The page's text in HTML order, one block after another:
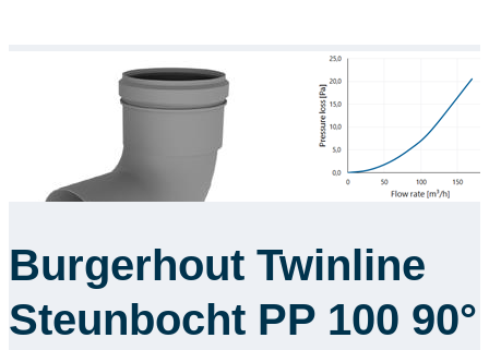
Burgerhout Twinline
Steunbocht PP 100 90°